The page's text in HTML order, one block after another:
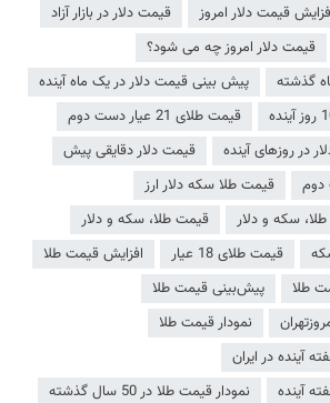
قیمت دلار امروز
قیمت دلار در بازار آزاد
قیمت دلار امروز چه می شود؟
گذشته
پیش بینی قیمت دلار در یک ماه آینده
قیمت طلای 21 عیار دست دوم
در روز‌های آینده
قیمت دلار دقایقی پیش
قیمت طلا سکه دلار ارز
سکه و دلار
قیمت طلا، سکه و دلار
قیمت طلای 18 عیار
افزایش قیمت طلا
طلا
پیش‌بینی قیمت طلا
نمودار قیمت طلا
آینده در ایران
آینده
نمودار قیمت طلا در 50 سال گذشته